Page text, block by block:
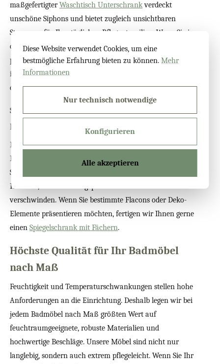
maßgefertigterWaschtisch Unterschrankverdeckt
unschöne Siphons und bietet zugleich unsichtbaren
Stauraum für Ihre täglichen Pflegeutensilien. Wenn Sie in
die Höhe bauen möchten, ist einBad Hochschrank
perfekte Wahl. Er lässt sich selbst in schmale Nischen
integrieren und ist das ideale Badmöbel nach Maß für
die Unterbringung von Handtüchern oder Bademänteln.
Spiegelschränke für Komfort und
Beleuchtung
Ein cleveres Badezimmer kombiniert Stauraum mit
Funktion. Mit einem
Beleuchtete Spiegelschränke
Sie für hervorragendes Licht beim Schminken oder
Rasieren, während Pflegeprodukte unsichtbar
verschwinden. Wenn Sie bestimmte Flacons oder Deko-
Elemente präsentieren möchten, fertigen wir Ihnen gerne
einen Spiegelschrank mit Fächern.
Höchste Qualität für Ihr Badmöbel
nach Maß
Feuchtigkeit und Temperaturschwankungen stellen hohe
Anforderungen an die Einrichtung. Deshalb legen wir bei
jedem Badmöbel nach Maß größten Wert auf
feuchtraumgeeignete, robuste Materialien und
hochwertige Beschläge. Unsere Möbel sind nicht nur
langlebig, sondern auch extrem pflegeleicht. Wenn Sie Ihr
Diese Website verwendet Cookies, um eine
bestmögliche Erfahrung bieten zu können.Mehr
Informationen
Nur technisch notwendige
Konfigurieren
Alle akzeptieren